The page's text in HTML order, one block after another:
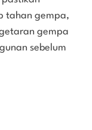
tahan gempa,
gempa
sebelum